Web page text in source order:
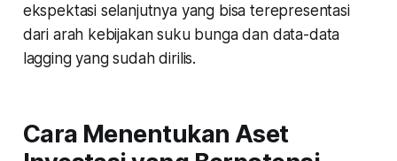
ekspektasi selanjutnya yang bisa terepresentasi
dari arah kebijakan suku bunga dan data-data
lagging yang sudah dirilis.
Cara Menentukan Aset